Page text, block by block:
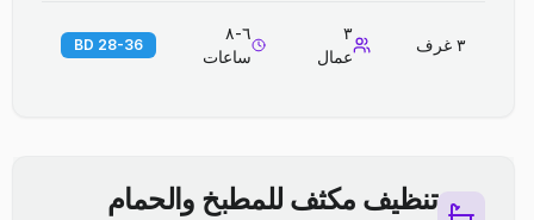
٣ غرف
٣
عمال
٦-٨
ساعات
28-36 BD
تنظيف مكثف للمطبخ والحمام